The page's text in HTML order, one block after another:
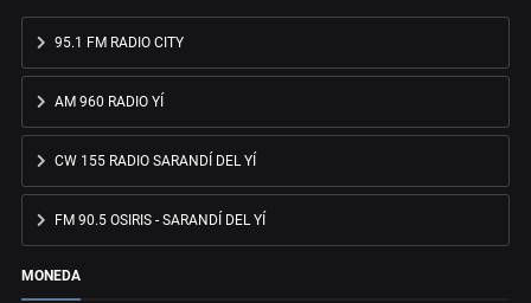
95.1 FM RADIO CITY
AM 960 RADIO YÍ
CW 155 RADIO SARANDÍ DEL YÍ
FM 90.5 OSIRIS - SARANDÍ DEL YÍ
MONEDA